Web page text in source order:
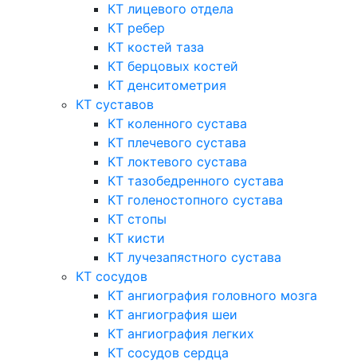
КТ лицевого отдела
КТ ребер
КТ костей таза
КТ берцовых костей
КТ денситометрия
КТ суставов
КТ коленного сустава
КТ плечевого сустава
КТ локтевого сустава
КТ тазобедренного сустава
КТ голеностопного сустава
КТ стопы
КТ кисти
КТ лучезапястного сустава
КТ сосудов
КТ ангиография головного мозга
КТ ангиография шеи
КТ ангиография легких
КТ сосудов сердца